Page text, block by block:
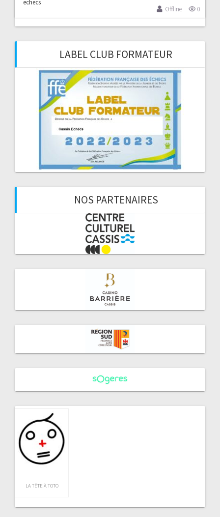
Offline 0
LABEL CLUB FORMATEUR
NOS PARTENAIRES
LA TÊTE À TOTO